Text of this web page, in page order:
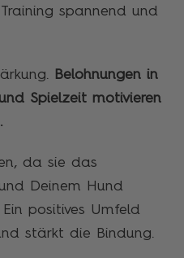
spannend und
Belohnungen in
Spielzeit motivieren
da sie das
Deinem Hund
positives Umfeld
stärkt die Bindung.